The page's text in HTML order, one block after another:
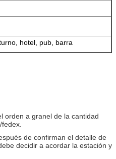
hotel, pub, barra
orden a granel de la cantidad
de confirman el detalle de
decidir a acordar la estación y